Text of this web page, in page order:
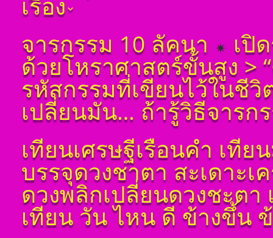
มหาอุจ
จันทร์ ตั้งชื่อดี เป็น
มงคล ชื่อมงคล ตั้งชื่อ
เลขศาสตร์ มหาทักษา
พลังดาวพระเคราะห์
ตั้งดวงถอดดาวด้วย
โหราศาตร์ ๑๐ ลัคนา
ออกมาเป็นจุดอ่อนจุด
แข็งแก้ไขข้อบกพร่อง
ตั้งชื่อมงคลคนเกิดวัน
อังคาร ตั้งชื่อดี เป็น
มงคล ชื่อมงคล ตั้งชื่อ
เลขศาสตร์ มหาทักษา
พลังดาวพระเคราะห์
ตั้งดวงถอดดาวด้วย
โหราศาตร์ ๑๐ ลัคนา
ออกมาเป็นจุดอ่อนจุด
จารกรรม 10 ลัคนา เปิ
ด้วยโหราศาสตร์ขั้นสูง >
รหัสกรรมที่เขียนไว้ในชีวิ
เปลี่ยนมัน… ถ้ารู้วิธีจารก
เทียนเศรษฐีเรือนคำ เที
บรรจุดวงชาตา สะเดาะ
ดวงพลิกเปลี่ยนดวงชะต
เทียน วัน ไหน ดี ข้างขึ้น